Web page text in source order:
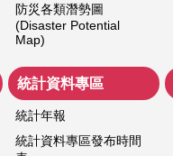
防災各類潛勢圖
(Disaster Potential
Map)
統計資料專區
統計年報
統計資料專區發布時間